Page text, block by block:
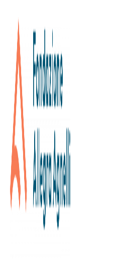
03/10/2025
Dicono di noi
The Green is
per Candiolo